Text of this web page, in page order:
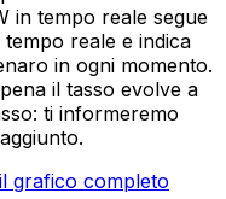
in tempo reale segue
tempo reale e indica
in ogni momento.
il tasso evolve a
ti informeremo
grafico completo